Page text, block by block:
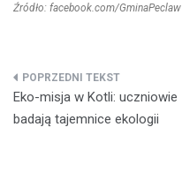
Źródło: facebook.com/GminaPeclaw
Nawigacja
wpisu
Eko-misja w Kotli: uczniowie
badają tajemnice ekologii